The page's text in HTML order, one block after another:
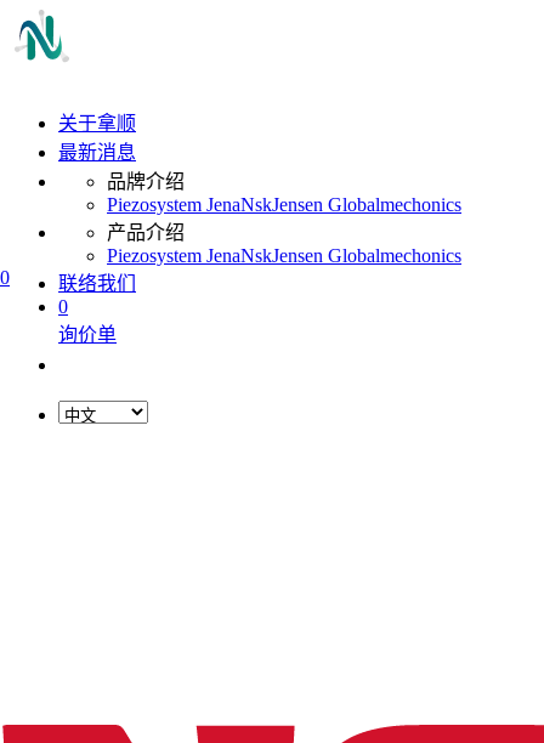
0
关于拿顺
最新消息
品牌介绍
Piezosystem JenaNskJensen Globalmechonics
产品介绍
Piezosystem JenaNskJensen Globalmechonics
联络我们
0
询价单